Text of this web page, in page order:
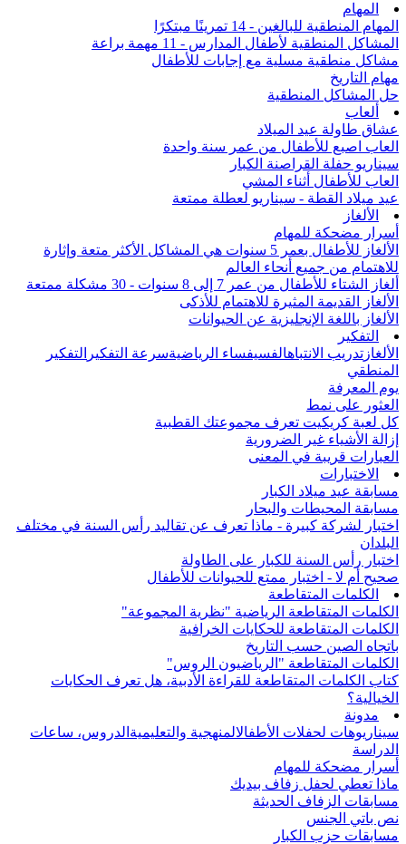
المهام
المهام المنطقية للبالغين - 14 تمرينًا مبتكرًا
المشاكل المنطقية لأطفال المدارس - 11 مهمة براعة
مشاكل منطقية مسلية مع إجابات للأطفال
مهام التاريخ
حل المشاكل المنطقية
ألعاب
عشاق طاولة عيد الميلاد
العاب اصبع للأطفال من عمر سنة واحدة
سيناريو حفلة القراصنة الكبار
العاب للأطفال أثناء المشي
عيد ميلاد القطة - سيناريو لعطلة ممتعة
الألغاز
أسرار مضحكة للمهام
الألغاز للأطفال بعمر 5 سنوات هي المشاكل الأكثر متعة وإثارة
للاهتمام من جميع أنحاء العالم
ألغاز الشتاء للأطفال من عمر 7 إلى 8 سنوات - 30 مشكلة ممتعة
الألغاز القديمة المثيرة للاهتمام للأذكى
الألغاز باللغة الإنجليزية عن الحيوانات
التفكير
الألغاز تدريب الانتباهالفسيفساء الرياضيةسرعة التفكير التفكير
المنطقي
يوم المعرفة
العثور على نمط
كل لعبة كريكيت تعرف مجموعتك القطبية
إزالة الأشياء غير الضرورية
العبارات قريبة في المعنى
الاختبارات
مسابقة عيد ميلاد الكبار
مسابقة المحيطات والبحار
اختبار لشركة كبيرة - ماذا تعرف عن تقاليد رأس السنة في مختلف
البلدان
اختبار رأس السنة للكبار على الطاولة
صحيح أم لا - اختبار ممتع للحيوانات للأطفال
الكلمات المتقاطعة
الكلمات المتقاطعة الرياضية "نظرية المجموعة"
الكلمات المتقاطعة للحكايات الخرافية
باتجاه الصين حسب التاريخ
الكلمات المتقاطعة "الرياضيون الروس"
كتاب الكلمات المتقاطعة للقراءة الأدبية، هل تعرف الحكايات
الخيالية؟
مدونة
سيناريوهات لحفلات الأطفالالمنهجية والتعليمية الدروس، ساعات
الدراسة
أسرار مضحكة للمهام
ماذا تعطي لحفل زفاف بيديك
مسابقات الزفاف الحديثة
نص باتي الجنس
مسابقات حزب الكبار